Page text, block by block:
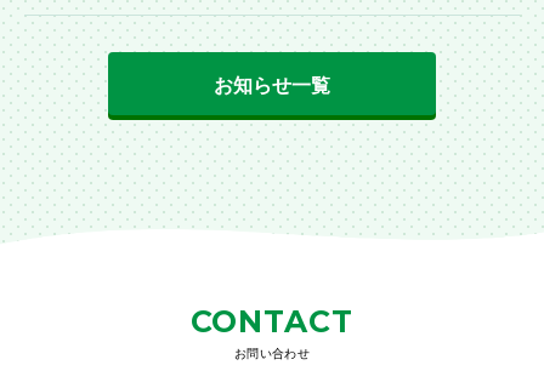
お知らせ一覧
CONTACT
お問い合わせ